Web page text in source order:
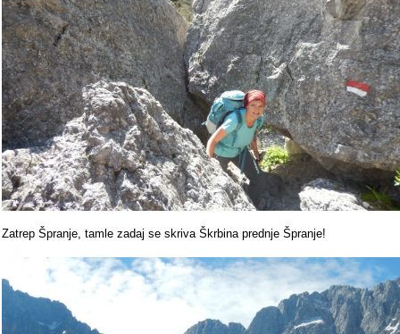
Zatrep Špranje, tamle zadaj se skriva Škrbina prednje Špranje!